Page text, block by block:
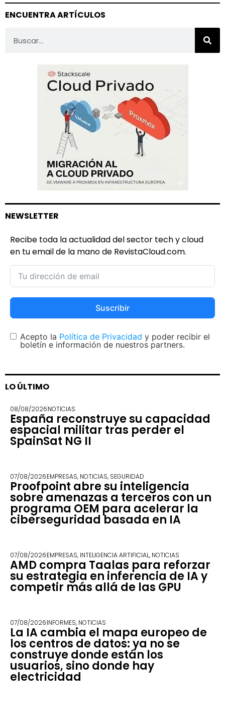
ENCUENTRA ARTÍCULOS
NEWSLETTER
Recibe toda la actualidad del sector tech y cloud
en tu email de la mano de RevistaCloud.com.
Suscribir
Acepto la Política de Privacidad y poder recibir el
boletín e información de nuestros partners.
LO ÚLTIMO
08/08/2026NOTICIAS
España reconstruye su capacidad
espacial militar tras perder el
SpainSat NG II
07/08/2026EMPRESAS, NOTICIAS, SEGURIDAD
Proofpoint abre su inteligencia
sobre amenazas a terceros con un
programa OEM para acelerar la
ciberseguridad basada en IA
07/08/2026EMPRESAS, INTELIGENCIA ARTIFICIAL, NOTICIAS
AMD compra Taalas para reforzar
su estrategia en inferencia de IA y
competir más allá de las GPU
07/08/2026INFORMES, NOTICIAS
La IA cambia el mapa europeo de
los centros de datos: ya no se
construye donde están los
usuarios, sino donde hay
electricidad